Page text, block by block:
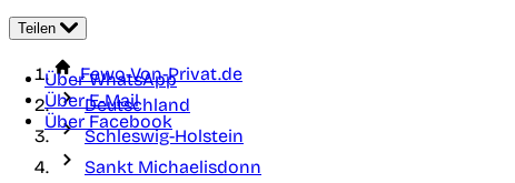
Teilen
Über WhatsApp
Über E-Mail
Über Facebook
Fewo-Von-Privat.de
Deutschland
Schleswig-Holstein
Sankt Michaelisdonn